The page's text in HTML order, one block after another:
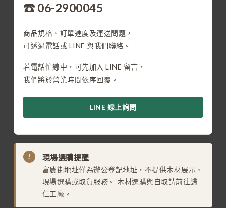
☎ 06-2900045
商品規格、訂單進度及運送問題，
可透過電話或 LINE 與我們聯絡。
若電話忙線中，可先加入 LINE 留言，
我們將於營業時間依序回覆。
LINE 線上詢問
! 現場選購提醒
富農街地址僅為辦公登記地址，不提供木材展示、
現場選購或取貨服務。 木材選購與自取請前往歸
仁工廠。